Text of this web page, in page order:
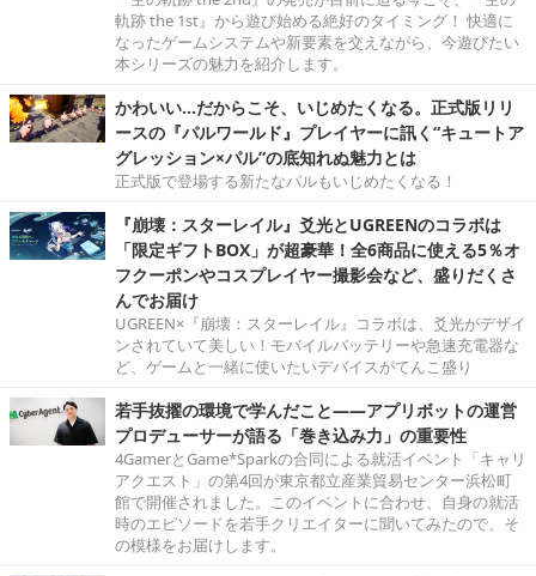
軌跡 the 1st』から遊び始める絶好のタイミング！ 快適に
なったゲームシステムや新要素を交えながら、今遊びたい
本シリーズの魅力を紹介します。
かわいい…だからこそ、いじめたくなる。正式版リリ
ースの『パルワールド』プレイヤーに訊く“キュートア
グレッション×パル”の底知れぬ魅力とは
正式版で登場する新たなパルもいじめたくなる！
『崩壊：スターレイル』爻光とUGREENのコラボは
「限定ギフトBOX」が超豪華！全6商品に使える5％オ
フクーポンやコスプレイヤー撮影会など、盛りだくさ
んでお届け
UGREEN×『崩壊：スターレイル』コラボは、爻光がデザイ
ンされていて美しい！モバイルバッテリーや急速充電器な
ど、ゲームと一緒に使いたいデバイスがてんこ盛り
若手抜擢の環境で学んだこと――アプリボットの運営
プロデューサーが語る「巻き込み力」の重要性
4GamerとGame*Sparkの合同による就活イベント「キャリ
アクエスト」の第4回が東京都立産業貿易センター浜松町
館で開催されました。このイベントに合わせ、自身の就活
時のエピソードを若手クリエイターに聞いてみたので、そ
の模様をお届けします。